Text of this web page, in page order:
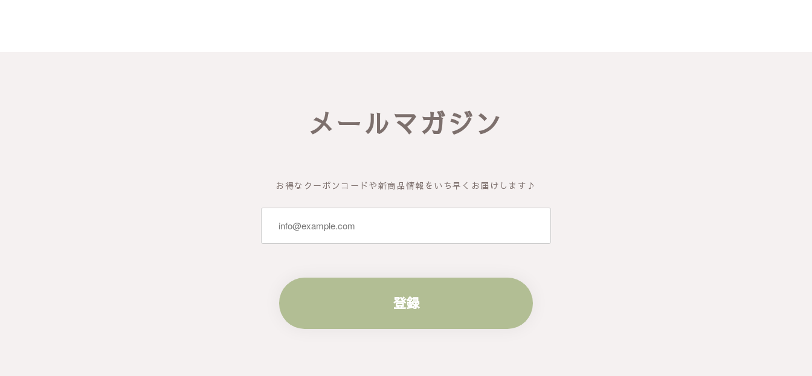
メールマガジン
お得なクーポンコードや新商品情報をいち早くお届けします♪
登録